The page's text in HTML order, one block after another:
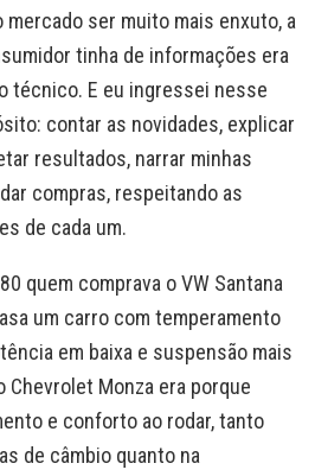
mercado ser muito mais enxuto, a
tinha de informações era
técnico. E eu ingressei nesse
contar as novidades, explicar
resultados, narrar minhas
compras, respeitando as
de cada um.
quem comprava o VW Santana
um carro com temperamento
em baixa e suspensão mais
Chevrolet Monza era porque
e conforto ao rodar, tanto
de câmbio quanto na